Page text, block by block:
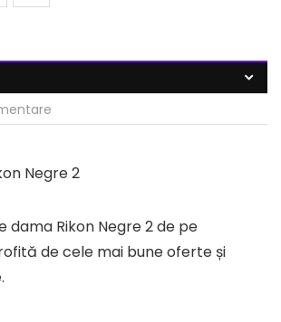
Negre 2
dama Rikon Negre 2 de pe
de cele mai bune oferte și